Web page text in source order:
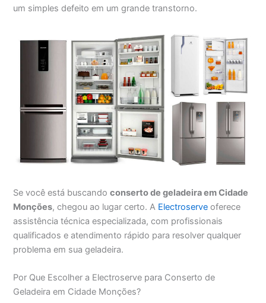
um simples defeito em um grande transtorno.
Se você está buscandoconserto de geladeira em Cidade
Monções, chegou ao lugar certo. A Electroserve oferece
assistência técnica especializada, com profissionais
qualificados e atendimento rápido para resolver qualquer
problema em sua geladeira.
Por Que Escolher a Electroserve para Conserto de
Geladeira em Cidade Monções?